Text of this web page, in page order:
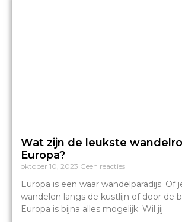
Wat zijn de leukste
Europa?
oktober 10, 2023 Geen reacties
Europa is een waar wandelparadijs. Of
wandelen langs de kustlijn of door de
Europa is bijna alles mogelijk. Wil jij